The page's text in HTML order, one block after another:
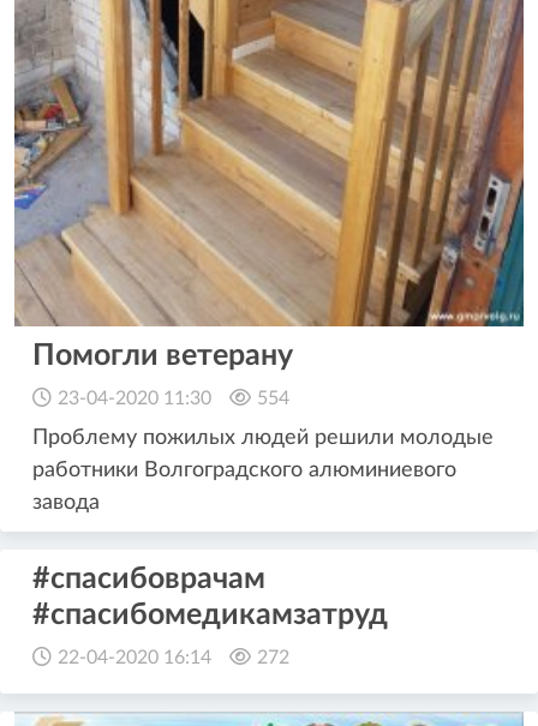
Помогли ветерану
23-04-2020 11:30 554
Проблему пожилых людей решили молодые
работники Волгоградского алюминиевого
завода
#спасибоврачам
#спасибомедикамзатруд
22-04-2020 16:14 272